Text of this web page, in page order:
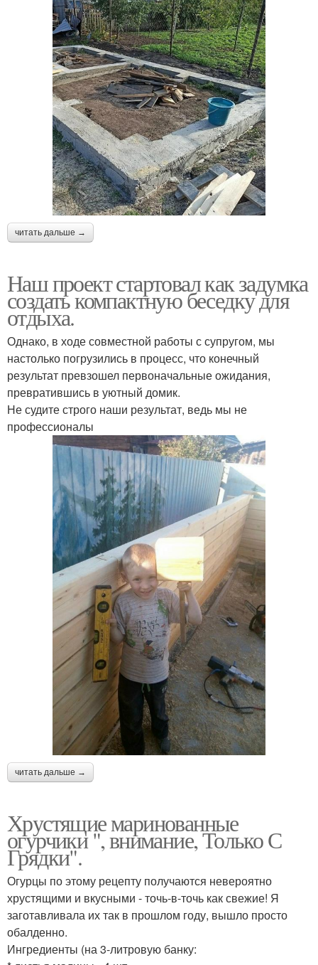
читать дальше →
Наш проект стартовал как задумка
создать компактную беседку для
отдыха.
Однако, в ходе совместной работы с супругом, мы
настолько погрузились в процесс, что конечный
результат превзошел первоначальные ожидания,
превратившись в уютный домик.
Не судите строго наши результат, ведь мы не
профессионалы
читать дальше →
Хрустящие маринованные
огурчики ", внимание, Только С
Грядки".
Огурцы по этому рецепту получаются невероятно
хрустящими и вкусными - точь-в-точь как свежие! Я
заготавливала их так в прошлом году, вышло просто
обалденно.
Ингредиенты (на 3-литровую банку: